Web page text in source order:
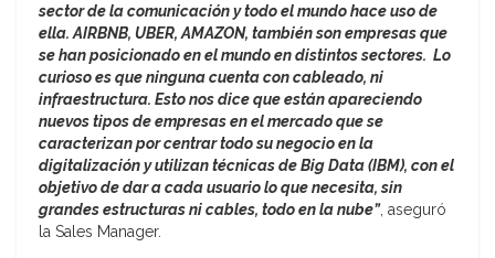
sector de la comunicación y todo el mundo hace uso de
ella. AIRBNB, UBER, AMAZON, también son empresas que
se han posicionado en el mundo en distintos sectores. Lo
curioso es que ninguna cuenta con cableado, ni
infraestructura. Esto nos dice que están apareciendo
nuevos tipos de empresas en el mercado que se
caracterizan por centrar todo su negocio en la
digitalización y utilizan técnicas de Big Data (IBM), con el
objetivo de dar a cada usuario lo que necesita, sin
grandes estructuras ni cables, todo en la nube”, aseguró
la Sales Manager.